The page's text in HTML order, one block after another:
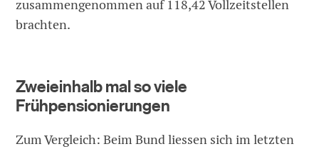
zusammengenommen auf 118,42 Vollzeitstellen
brachten.
Zweieinhalb mal so viele
Frühpensionierungen
Zum Vergleich: Beim Bund liessen sich im letzten